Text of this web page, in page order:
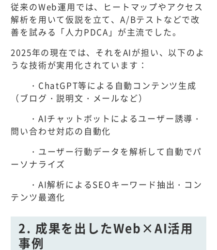
従来のWeb運用では、ヒートマップやアクセス
解析を用いて仮説を立て、A/Bテストなどで改
善を試みる「人力PDCA」が主流でした。
2025年の現在では、それをAIが担い、以下のよ
うな技術が実用化されています：
・ChatGPT等による自動コンテンツ生成
（ブログ・説明文・メールなど）
・AIチャットボットによるユーザー誘導・
問い合わせ対応の自動化
・ユーザー行動データを解析して自動でパ
ーソナライズ
・AI解析によるSEOキーワード抽出・コン
テンツ最適化
2. 成果を出したWeb×AI活用
事例